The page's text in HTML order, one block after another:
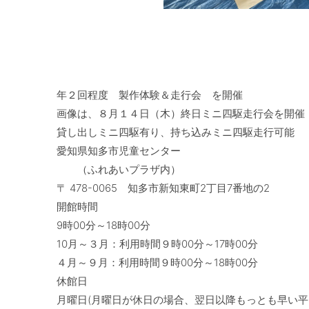
年２回程度　製作体験＆走行会　を開催
画像は、８月１４日（木）終日ミニ四駆走行会を開催
貸し出しミニ四駆有り、持ち込みミニ四駆走行可能
愛知県知多市児童センター
（ふれあいプラザ内）
〒 478-0065　知多市新知東町2丁目7番地の2
開館時間
9時00分～18時00分
10月～３月：利用時間９時00分～17時00分
４月～９月：利用時間９時00分～18時00分
休館日
月曜日(月曜日が休日の場合、翌日以降もっとも早い